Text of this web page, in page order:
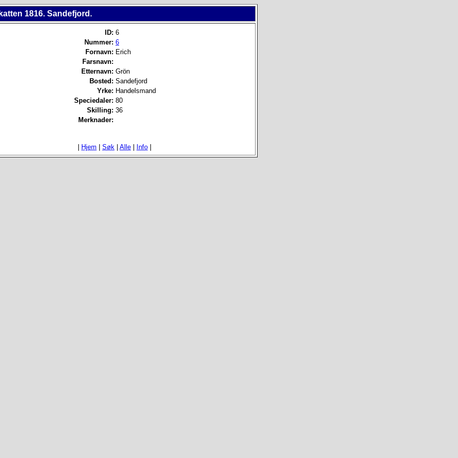
1816. Sandefjord.
ID: 6
Nummer: 6
Fornavn: Erich
Farsnavn:
Etternavn: Grön
Bosted: Sandefjord
Yrke: Handelsmand
Speciedaler: 80
Skilling: 36
Merknader:
Hjem Søk Alle Info